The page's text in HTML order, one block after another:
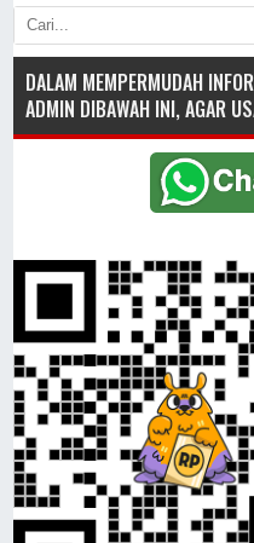
DALAM MEMPERMUDAH
ADMIN DIBAWAH INI, AGAR